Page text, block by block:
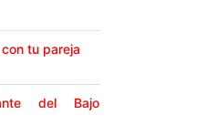
tu pareja
del Bajo